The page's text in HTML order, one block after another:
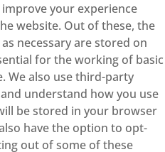
your experience
website. Out of these, the
necessary are stored on
for the working of basic
We also use third-party
understand how you use
be stored in your browser
have the option to opt-
out of some of these